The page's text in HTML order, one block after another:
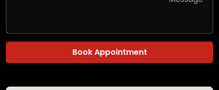
Book Appointment